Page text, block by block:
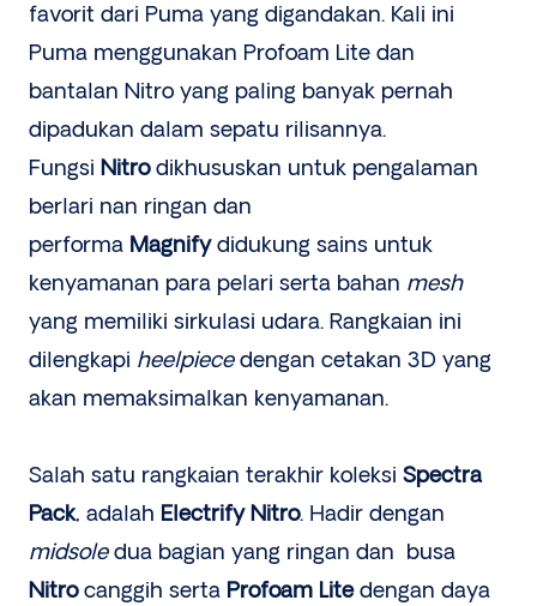
favorit dari Puma yang digandakan. Kali ini
Puma menggunakan Profoam Lite dan
bantalan Nitro yang paling banyak pernah
dipadukan dalam sepatu rilisannya.
Fungsi Nitrodikhususkan untuk pengalaman
berlari nan ringan dan
performa Magnifydidukung sains untuk
kenyamanan para pelari serta bahan mesh
yang memiliki sirkulasi udara. Rangkaian ini
dilengkapi heelpiecedengan cetakan 3D yang
akan memaksimalkan kenyamanan.
Salah satu rangkaian terakhir koleksi Spectra
Pack, adalah Electrify Nitro. Hadir dengan
midsoledua bagian yang ringan dan busa
Nitrocanggih serta Profoam Litedengan daya